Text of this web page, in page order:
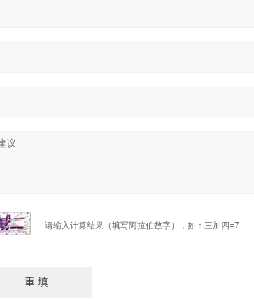
请输入计算结果（填写阿拉伯数字），如：三加四=7